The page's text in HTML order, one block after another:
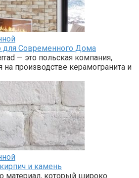
для Современного Дома
— это польская компания,
производстве керамогранита и
и камень
материал, который широко